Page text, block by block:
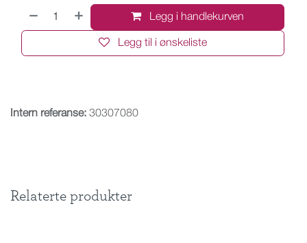
Legg i handlekurven
Legg til i ønskeliste
Intern referanse: 30307080
Relaterte produkter